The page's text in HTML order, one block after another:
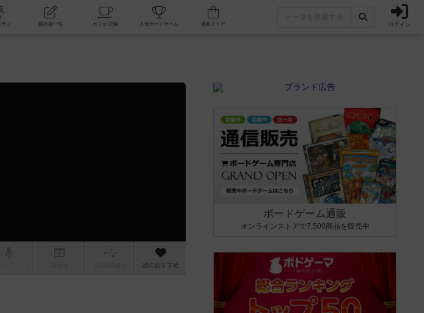
コミュニティ 掲示板一覧 カフェ/店舗 人気ボードゲーム ログイン
次のおすすめ
ボードゲーム通販
オンラインストアで7,500商品を販売中